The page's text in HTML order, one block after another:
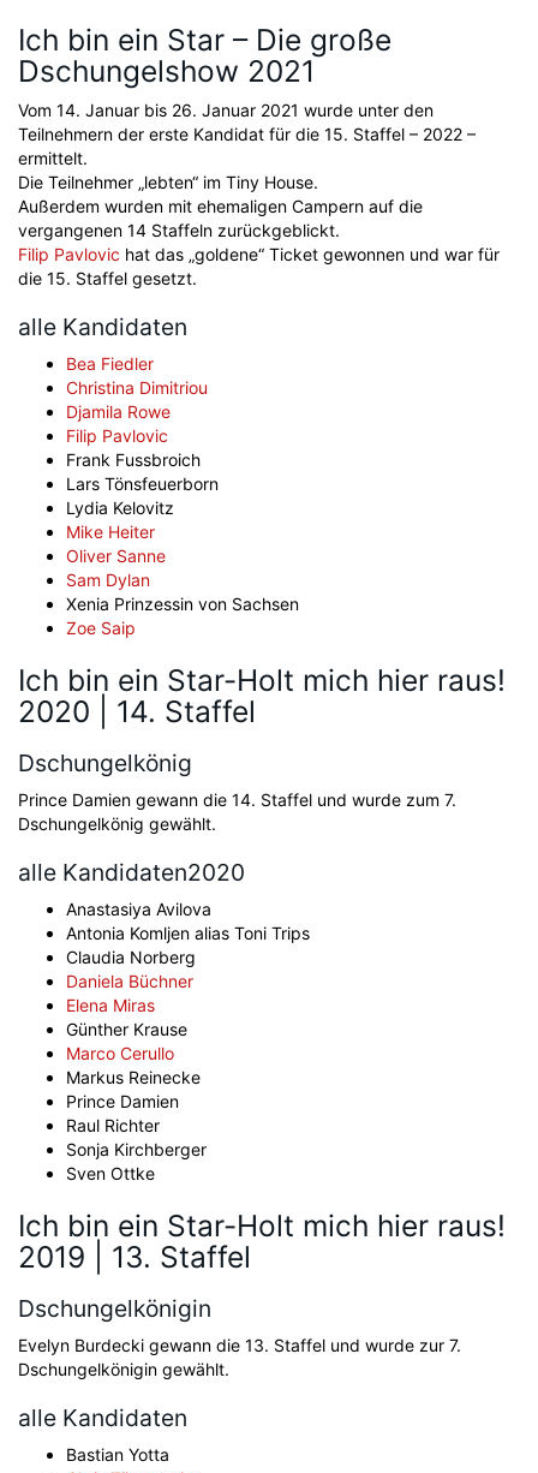
Ich bin ein Star – Die große
Dschungelshow 2021
Vom 14. Januar bis 26. Januar 2021 wurde unter den
Teilnehmern der erste Kandidat für die 15. Staffel – 2022 –
ermittelt.
Die Teilnehmer „lebten“ im Tiny House.
Außerdem wurden mit ehemaligen Campern auf die
vergangenen 14 Staffeln zurückgeblickt.
Filip Pavlovic hat das „goldene“ Ticket gewonnen und war für
die 15. Staffel gesetzt.
alle Kandidaten
Bea Fiedler
Christina Dimitriou
Djamila Rowe
Filip Pavlovic
Frank Fussbroich
Lars Tönsfeuerborn
Lydia Kelovitz
Mike Heiter
Oliver Sanne
Sam Dylan
Xenia Prinzessin von Sachsen
Zoe Saip
Ich bin ein Star-Holt mich hier raus!
2020 | 14. Staffel
Dschungelkönig
Prince Damien gewann die 14. Staffel und wurde zum 7.
Dschungelkönig gewählt.
alle Kandidaten2020
Anastasiya Avilova
Antonia Komljen alias Toni Trips
Claudia Norberg
Daniela Büchner
Elena Miras
Günther Krause
Marco Cerullo
Markus Reinecke
Prince Damien
Raul Richter
Sonja Kirchberger
Sven Ottke
Ich bin ein Star-Holt mich hier raus!
2019 | 13. Staffel
Dschungelkönigin
Evelyn Burdecki gewann die 13. Staffel und wurde zur 7.
Dschungelkönigin gewählt.
alle Kandidaten
Bastian Yotta